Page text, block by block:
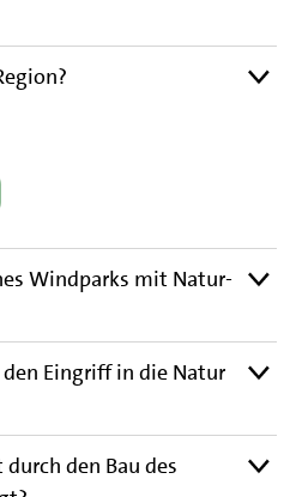
Windparks mit Natur-
Eingriff in die Natur
den Bau des